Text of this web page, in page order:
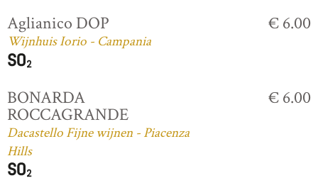
Aglianico DOP
Wijnhuis Iorio - Campania
€ 6.00
BONARDA
ROCCAGRANDE
Dacastello Fijne wijnen - Piacenza
Hills
€ 6.00